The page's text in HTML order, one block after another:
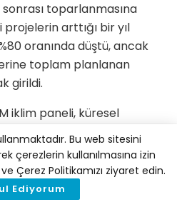
toparlanmasına
arttığı bir yıl
oranında düştü, ancak
toplam planlanan
girildi.
iklim paneli, küresel
kontrolden çıkmaya
emisyonları azaltmak için
eylem çağrısında bulundu.
tüketicisi ve seragazı
Bu web sitesini
çerezlerin kullanılmasına izin
Çerez Politikamızı ziyaret edin.
Ediyorum